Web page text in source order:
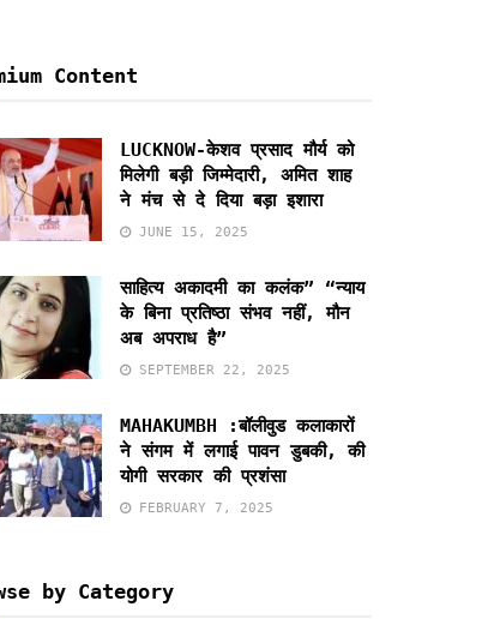
Content
LUCKNOW-केशव प्रसाद मौर्य को
मिलेगी बड़ी जिम्मेदारी, अमित शाह
ने मंच से दे दिया बड़ा इशारा
JUNE 15, 2025
साहित्य अकादमी का कलंक” “न्याय
के बिना प्रतिष्ठा संभव नहीं, मौन
अब अपराध है”
SEPTEMBER 22, 2025
MAHAKUMBH :बॉलीवुड कलाकारों
ने संगम में लगाई पावन डुबकी, की
योगी सरकार की प्रशंसा
FEBRUARY 7, 2025
by Category